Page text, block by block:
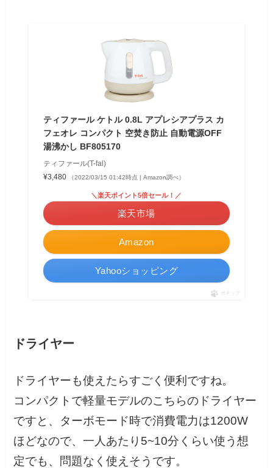
ティファール ケトル 0.8L アプレシアプラス カ
フェオレ コンパクト 空焚き防止 自動電源OFF
湯沸かし BF805170
ティファール(T-fal)
¥3,480
（2022/03/15 01:42時点 | Amazon調べ）
Amazon
＼楽天ポイント5倍セール！／
楽天市場
Yahooショッピング
ポチップ
ドライヤー
ドライヤーも使えたらすごく便利ですね。
コンパクトで軽量モデルのこちらのドライヤー
ですと、ターボモード時で消費電力は1200W
ほどなので、一人あたり5~10分くらい使う想
定でも、問題なく使えそうです。